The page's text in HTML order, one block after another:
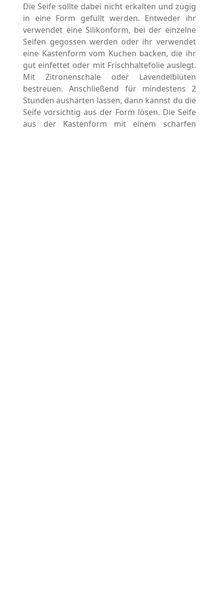
Die Seife sollte dabei nicht erkalten und zügig
in eine Form gefüllt werden. Entweder ihr
verwendet eine Silikonform, bei der einzelne
Seifen gegossen werden oder ihr verwendet
eine Kastenform vom Kuchen backen, die ihr
gut einfettet oder mit Frischhaltefolie auslegt.
Mit Zitronenschale oder Lavendelblüten
bestreuen. Anschließend für mindestens 2
Stunden aushärten lassen, dann kannst du die
Seife vorsichtig aus der Form lösen. Die Seife
aus der Kastenform mit einem scharfen